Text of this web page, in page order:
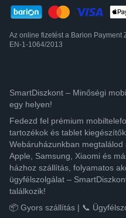
Az online fizetést a Barion Payment
EN-1-1064/2013
SmartDiszkont – Minőségi
egy helyen!
Fedezd fel prémium
tartozékok és tablet
Webáruházunkban
Apple, Samsung, Xiaomi és
házhoz szállítás, folyamatos
ügyfélszolgálat –
találkozik!
📦 Gyors szállítás | 📞